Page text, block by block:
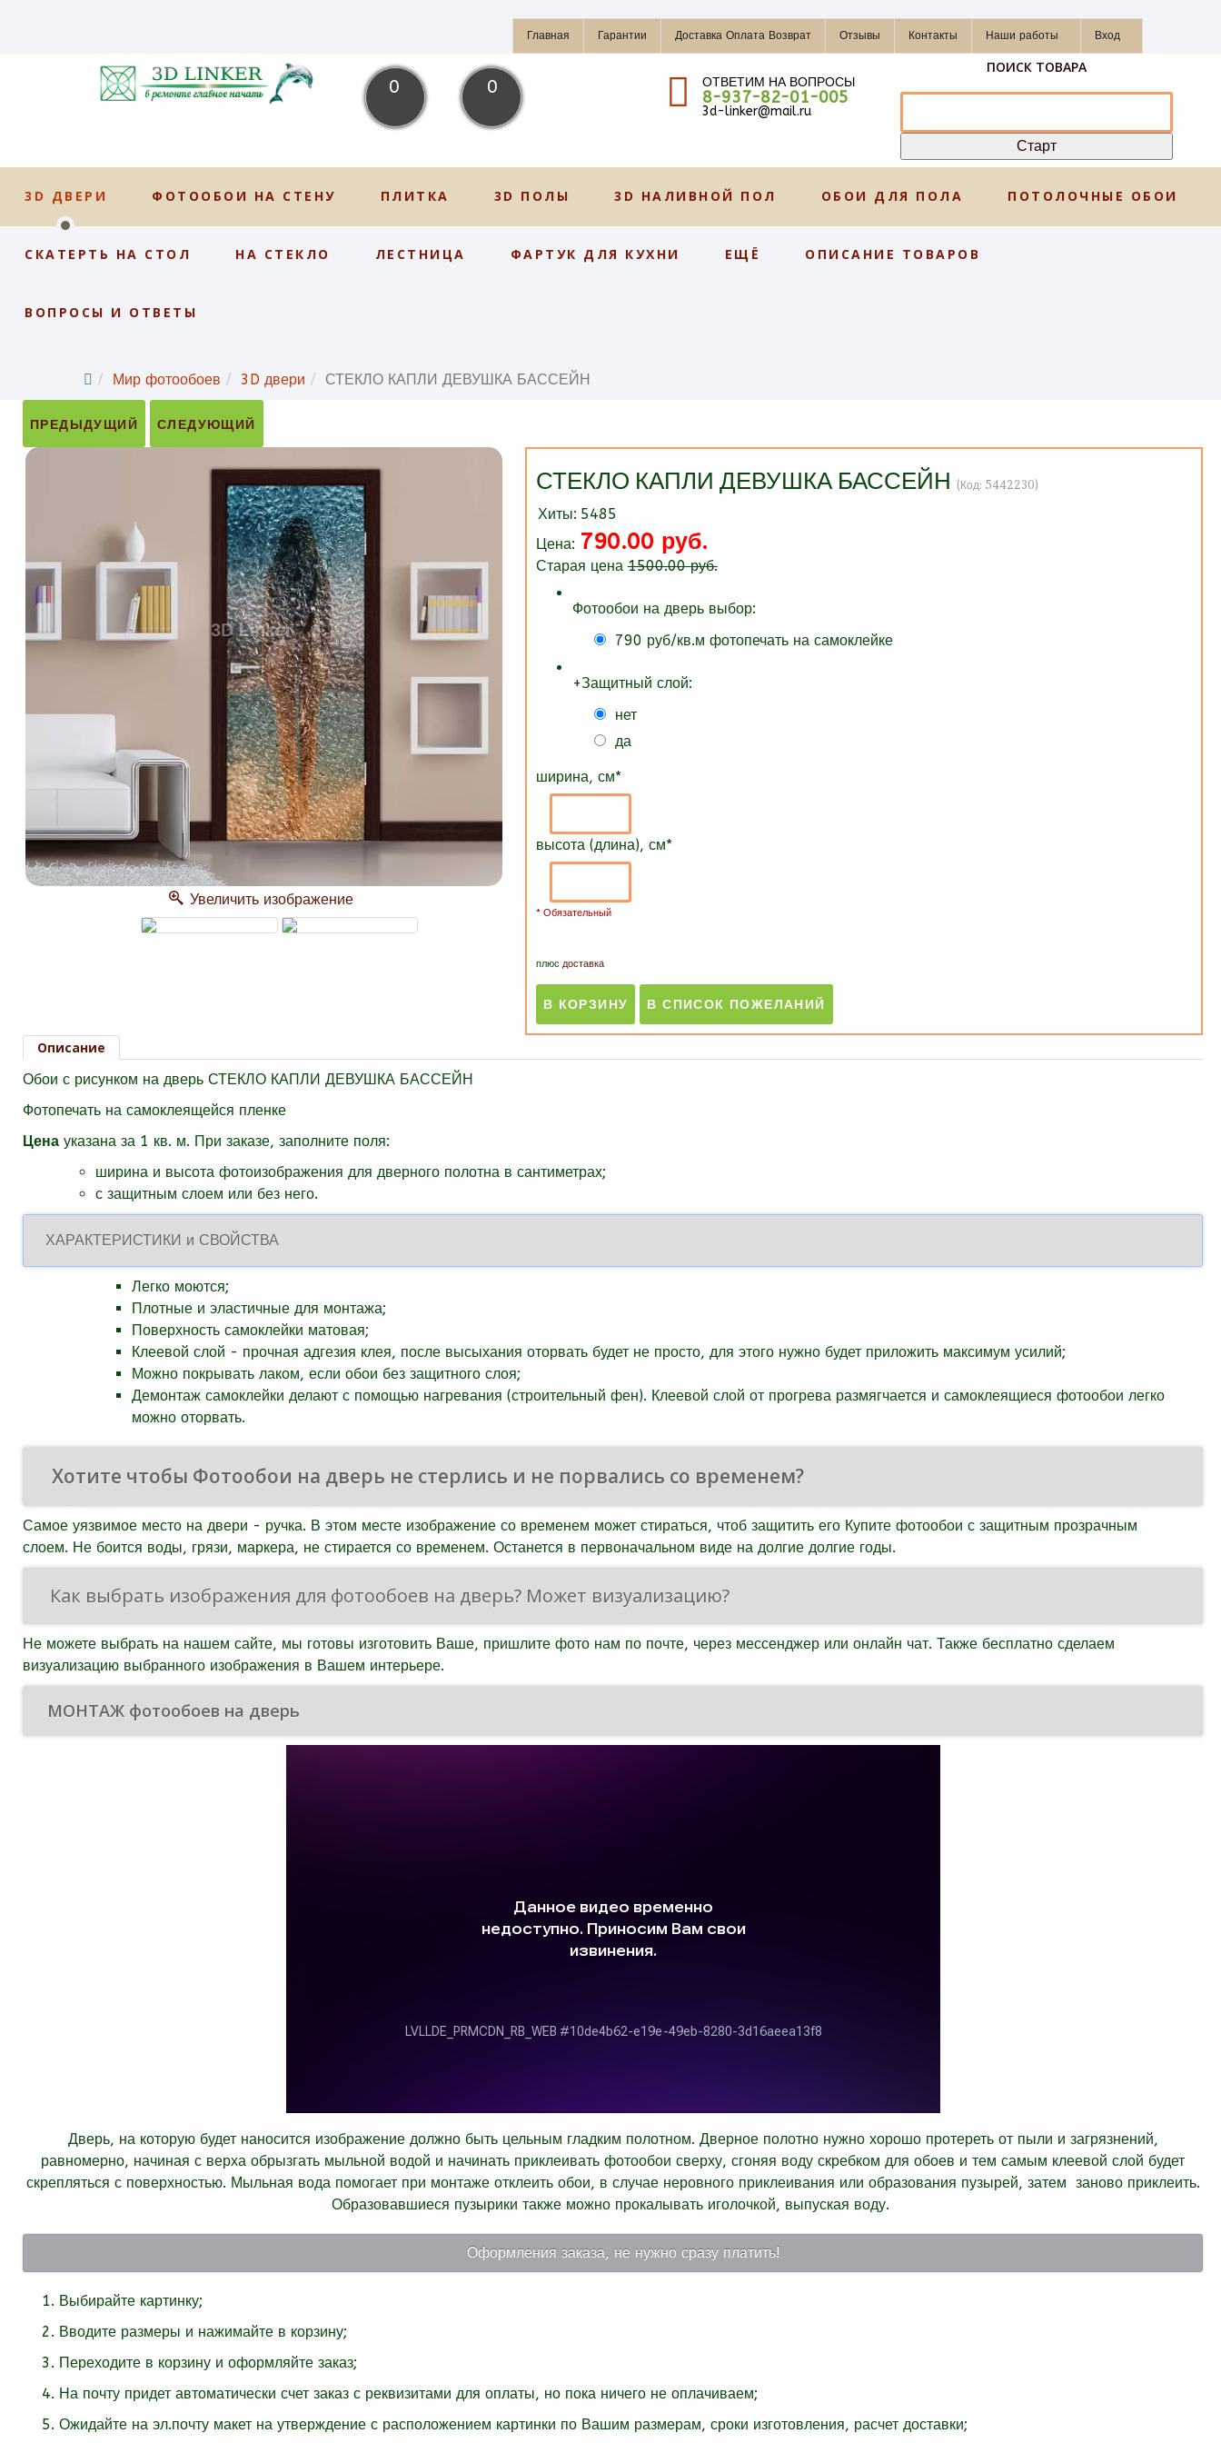
Главная Гарантии Доставка Оплата Возврат Отзывы Контакты Наши работы Вход
0 0 ОТВЕТИМ НА ВОПРОСЫ
8-937-82-01-005
3d-linker@mail.ru
ПОИСК ТОВАРА
3D ДВЕРИ ФОТООБОИ НА СТЕНУ ПЛИТКА 3D ПОЛЫ 3D НАЛИВНОЙ ПОЛ ОБОИ ДЛЯ ПОЛА ПОТОЛОЧНЫЕ ОБОИ
СКАТЕРТЬ НА СТОЛ НА СТЕКЛО ЛЕСТНИЦА ФАРТУК ДЛЯ КУХНИ ЕЩЁ ОПИСАНИЕ ТОВАРОВ
ВОПРОСЫ И ОТВЕТЫ
Мир фотообоев 3D двери СТЕКЛО КАПЛИ ДЕВУШКА БАССЕЙН
ПРЕДЫДУЩИЙ СЛЕДУЮЩИЙ
Увеличить изображение
СТЕКЛО КАПЛИ ДЕВУШКА БАССЕЙН (Код: 5442230)
Хиты: 5485
Цена: 790.00 руб.
Старая цена1500.00 руб.
Фотообои на дверь выбор:
790 руб/кв.м фотопечать на самоклейке
+Защитный слой:
нет
да
ширина, см*
высота (длина), см*
* Обязательный
плюс доставка
Описание
Обои с рисунком на дверь СТЕКЛО КАПЛИ ДЕВУШКА БАССЕЙН
Фотопечать на самоклеящейся пленке
Цена указана за 1 кв. м. При заказе, заполните поля:
ширина и высота фотоизображения для дверного полотна в сантиметрах;
с защитным слоем или без него.
ХАРАКТЕРИСТИКИ и СВОЙСТВА
Легко моются;
Плотные и эластичные для монтажа;
Поверхность самоклейки матовая;
Клеевой слой - прочная адгезия клея, после высыхания оторвать будет не просто, для этого нужно будет приложить максимум усилий;
Можно покрывать лаком, если обои без защитного слоя;
Демонтаж самоклейки делают с помощью нагревания (строительный фен). Клеевой слой от прогрева размягчается и самоклеящиеся фотообои легко
можно оторвать.
Хотите чтобы Фотообои на дверь не стерлись и не порвались со временем?
Самое уязвимое место на двери - ручка. В этом месте изображение со временем может стираться, чтоб защитить его Купите фотообои с защитным прозрачным
слоем. Не боится воды, грязи, маркера, не стирается со временем. Останется в первоначальном виде на долгие долгие годы.
Как выбрать изображения для фотообоев на дверь? Может визуализацию?
Не можете выбрать на нашем сайте, мы готовы изготовить Ваше, пришлите фото нам по почте, через мессенджер или онлайн чат. Также бесплатно сделаем
визуализацию выбранного изображения в Вашем интерьере.
МОНТАЖ фотообоев на дверь
Дверь, на которую будет наносится изображение должно быть цельным гладким полотном. Дверное полотно нужно хорошо протереть от пыли и загрязнений,
равномерно, начиная с верха обрызгать мыльной водой и начинать приклеивать фотообои сверху, сгоняя воду скребком для обоев и тем самым клеевой слой будет
скрепляться с поверхностью. Мыльная вода помогает при монтаже отклеить обои, в случае неровного приклеивания или образования пузырей, затем заново приклеить.
Образовавшиеся пузырики также можно прокалывать иголочкой, выпуская воду.
Оформления заказа, не нужно сразу платить!
Выбирайте картинку;
Вводите размеры и нажимайте в корзину;
Переходите в корзину и оформляйте заказ;
На почту придет автоматически счет заказ с реквизитами для оплаты, но пока ничего не оплачиваем;
Ожидайте на эл.почту макет на утверждение с расположением картинки по Вашим размерам, сроки изготовления, расчет доставки;